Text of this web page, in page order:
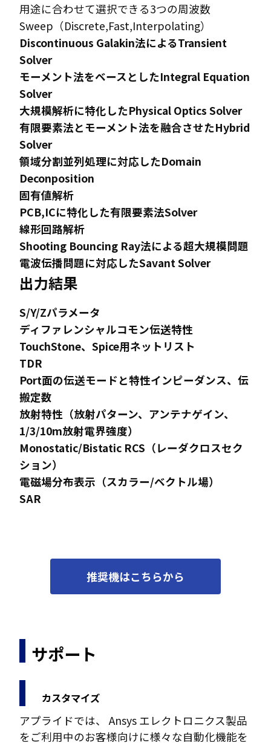
用途に合わせて選択できる3つの周波数
Sweep（Discrete,Fast,Interpolating）
Discontinuous Galakin法によるTransient
Solver
モーメント法をベースとしたIntegral Equation
Solver
大規模解析に特化したPhysical Optics Solver
有限要素法とモーメント法を融合させたHybrid
Solver
領域分割並列処理に対応したDomain
Deconposition
固有値解析
PCB,ICに特化した有限要素法Solver
線形回路解析
Shooting Bouncing Ray法による超大規模問題
電波伝播問題に対応したSavant Solver
出力結果
S/Y/Zパラメータ
ディファレンシャルコモン伝送特性
TouchStone、Spice用ネットリスト
TDR
Port面の伝送モードと特性インピーダンス、伝
搬定数
放射特性（放射パターン、アンテナゲイン、
1/3/10m放射電界強度）
Monostatic/Bistatic RCS（レーダクロスセク
ション）
電磁場分布表示（スカラー/ベクトル場）
SAR
推奨機はこちらから
サポート
カスタマイズ
アプライドでは、 Ansys エレクトロニクス製品
をご利用中のお客様向けに様々な自動化機能を